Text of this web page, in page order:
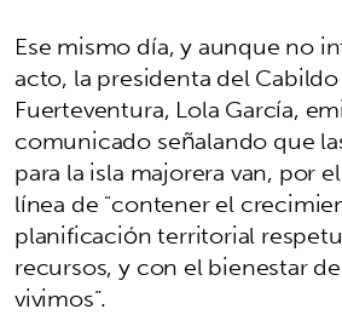
Ese mismo día, y aunque no
acto, la presidenta del
Fuerteventura, Lola García,
comunicado señalando que
para la isla majorera van, por
línea de "contener el
planificación territorial
recursos, y con el bienestar
vivimos”.